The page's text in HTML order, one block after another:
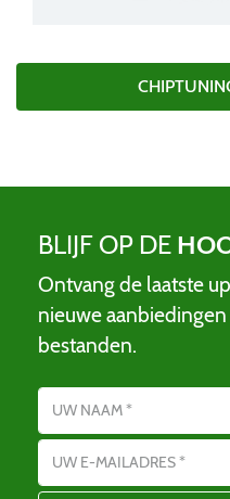
BLIJF OP DE
Ontvang de laatste
nieuwe
bestanden.
Name
E-mailadres